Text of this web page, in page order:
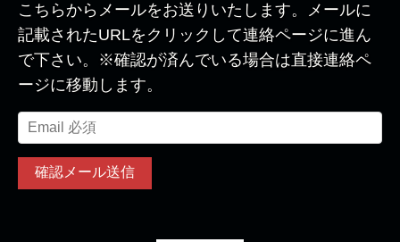
こちらからメールをお送りいたします。メールに
記載されたURLをクリックして連絡ページに進ん
で下さい。※確認が済んでいる場合は直接連絡ペ
ージに移動します。